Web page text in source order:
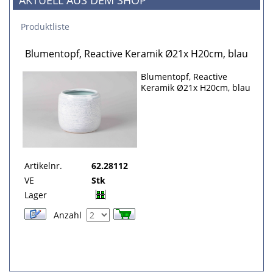
Produktliste
Blumentopf, Reactive Keramik Ø21x H20cm, blau
Artikelnr.
62.28112
VE
Stk
Lager
Anzahl
Blumentopf, Reactive
Keramik Ø21x H20cm, blau